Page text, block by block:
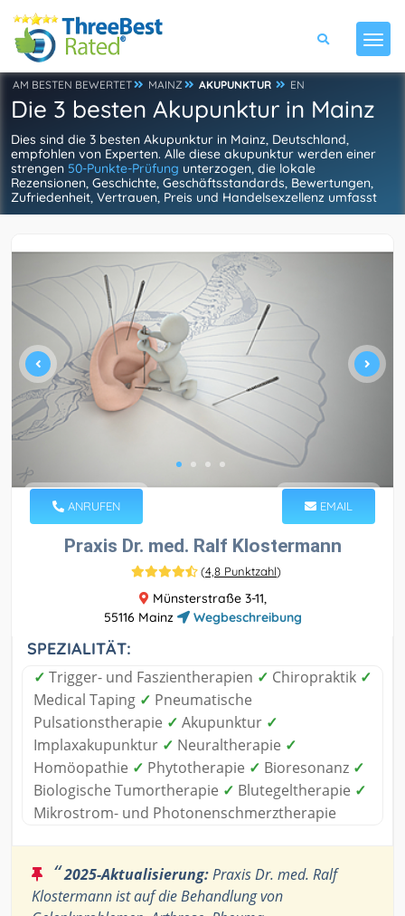
AM BESTEN BEWERTET MAINZ AKUPUNKTUR EN
Die 3 besten Akupunktur in Mainz
Dies sind die 3 besten Akupunktur in Mainz, Deutschland,
empfohlen von Experten. Alle diese akupunktur werden einer
strengen 50-Punkte-Prüfung unterzogen, die lokale
Rezensionen, Geschichte, Geschäftsstandards, Bewertungen,
Zufriedenheit, Vertrauen, Preis und Handelsexzellenz umfasst
ANRUFEN EMAIL
Praxis Dr. med. Ralf Klostermann
(4,8 Punktzahl)
Münsterstraße 3-11,
55116 Mainz
Wegbeschreibung
SPEZIALITÄT:
✓ Trigger- und Faszientherapien ✓ Chiropraktik ✓
Medical Taping ✓ Pneumatische
Pulsationstherapie ✓ Akupunktur ✓
Implaxakupunktur ✓ Neuraltherapie ✓
Homöopathie ✓ Phytotherapie ✓ Bioresonanz ✓
Biologische Tumortherapie ✓ Blutegeltherapie ✓
Mikrostrom- und Photonenschmerztherapie
“2025-Aktualisierung:Praxis Dr. med. Ralf
Klostermann ist auf die Behandlung von